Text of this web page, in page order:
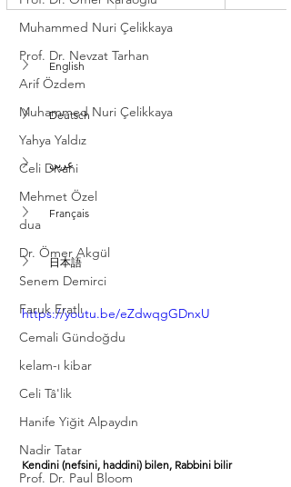
Muhammed Nuri Çelikkaya
Prof. Dr. Nevzat Tarhan
Arif Özdem
Muhammed Nuri Çelikkaya
Yahya Yaldız
Celi Divani
Mehmet Özel
dua
Dr. Ömer Akgül
Senem Demirci
Faruk Eratlı
Cemali Gündoğdu
kelam-ı kibar
Celi Tâ'lik
Hanife Yiğit Alpaydın
Nadir Tatar
Prof. Dr. Paul Bloom
English
Deutsch
عربي
Français
日本語
https://youtu.be/eZdwqgGDnxU
Kendini (nefsini, haddini) bilen, Rabbini bilir